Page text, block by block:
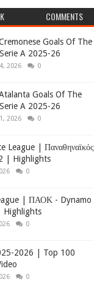
COMMENTS
Goals Of The
A 2025-26
2026 0
Goals Of The
A 2025-26
2026 0
League | Παναθηναϊκός
| Highlights
0
| ΠΑΟΚ - Dynamo
Highlights
0
2026 | Top 100
0